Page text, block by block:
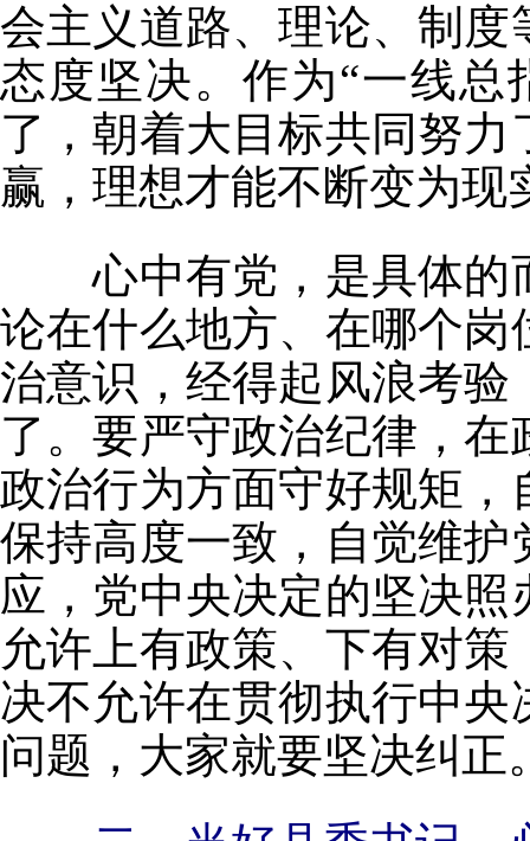
会主义道路、理论、制
态度坚决。作为“一线总
了，朝着大目标共同努
赢，理想才能不断变为现
心中有党，是具体的
论在什么地方、在哪个
治意识，经得起风浪考
了。要严守政治纪律，
政治行为方面守好规矩
保持高度一致，自觉维
应，党中央决定的坚决
允许上有政策、下有对
决不允许在贯彻执行中
问题，大家就要坚决纠正